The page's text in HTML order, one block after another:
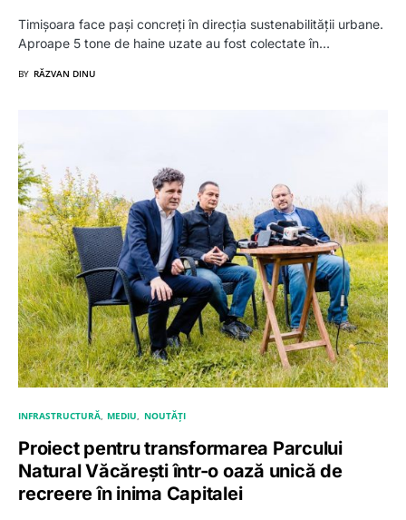
Timișoara face pași concreți în direcția sustenabilității urbane.
Aproape 5 tone de haine uzate au fost colectate în…
BY RĂZVAN DINU
INFRASTRUCTURĂ MEDIU NOUTĂȚI
Proiect pentru transformarea Parcului
Natural Văcărești într-o oază unică de
recreere în inima Capitalei